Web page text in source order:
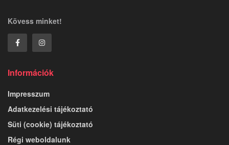
Kövess minket!
Információk
Impresszum
Adatkezelési tájékoztató
Süti (cookie) tájékoztató
Régi weboldalunk